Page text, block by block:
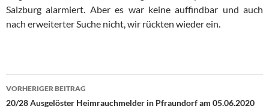
Salzburg alarmiert. Aber es war keine auffindbar und auch
nach erweiterter Suche nicht, wir rückten wieder ein.
Beitragsnavigation
VORHERIGER BEITRAG
20/28 Ausgelöster Heimrauchmelder in Pfraundorf am 05.06.2020